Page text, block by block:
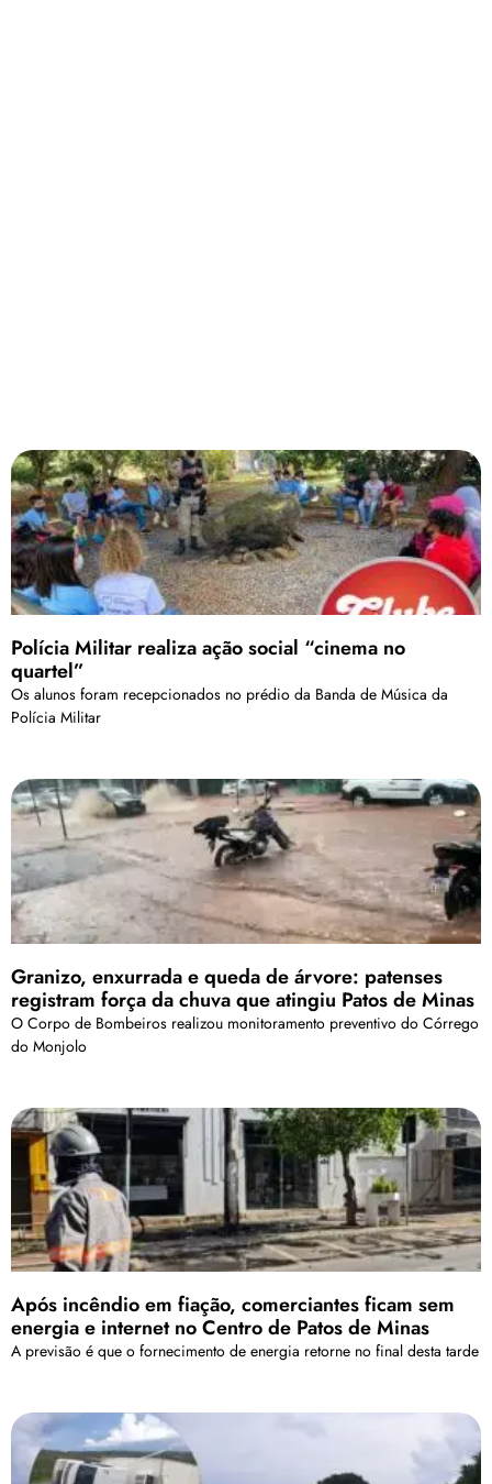
Polícia Militar realiza ação social “cinema no
quartel”
Os alunos foram recepcionados no prédio da Banda de Música da
Polícia Militar
Granizo, enxurrada e queda de árvore: patenses
registram força da chuva que atingiu Patos de Minas
O Corpo de Bombeiros realizou monitoramento preventivo do Córrego
do Monjolo
Após incêndio em fiação, comerciantes ficam sem
energia e internet no Centro de Patos de Minas
A previsão é que o fornecimento de energia retorne no final desta tarde